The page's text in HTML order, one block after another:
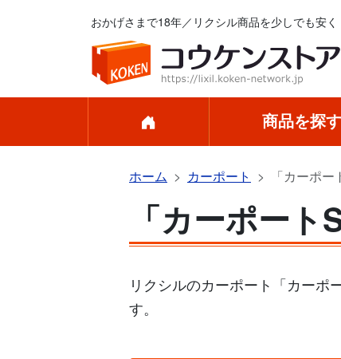
おかげさまで18年／リクシル商品を少しでも安く
商品を探す
ホーム カーポート 「カーポ
「カーポー
リクシルのカーポート「カーポ
す。